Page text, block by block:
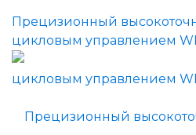
Прецизионный
цикловым управлением